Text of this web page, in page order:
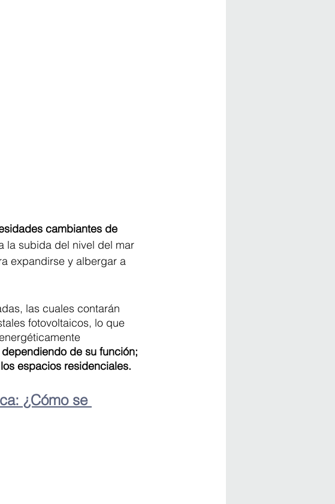
cambiantes de
la subida del nivel del mar
expandirse y albergar a
las cuales contarán
fotovoltaicos, lo que
de su función;
espacios residenciales.
¿Cómo se